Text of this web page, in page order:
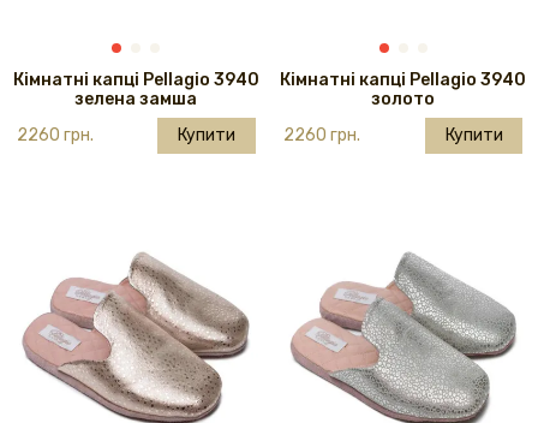
Кімнатні капці Pellagio 3940
зелена замша
2260 грн.
Купити
Кімнатні капці Pellagio 3940
золото
2260 грн.
Купити